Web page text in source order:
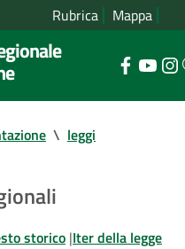
Rubrica Mappa
\ leggi
storico |Iter della legge